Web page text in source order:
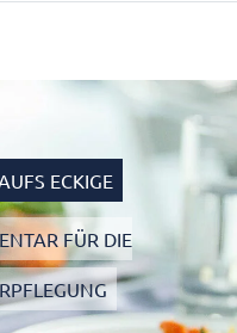
ECKIGE
FÜR DIE